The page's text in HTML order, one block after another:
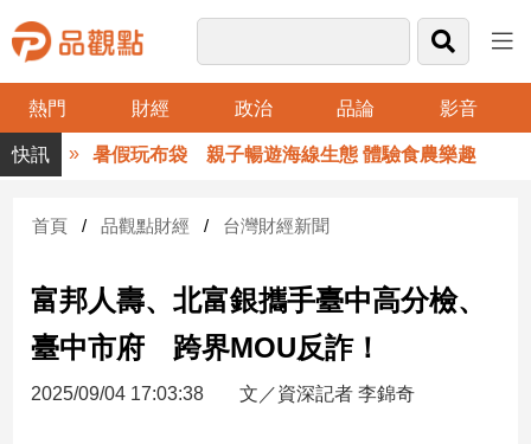
熱門 財經 政治 品論 影音
品
觀
財
台
財
新
暑假玩布袋 親子暢遊海線生態 體驗食農樂趣
首頁 品觀點財經 台灣財經新聞
富邦人壽、北富銀攜手臺中高分檢、
臺中市府 跨界MOU反詐！
2025/09/04 17:03:38 文／資深記者 李錦奇